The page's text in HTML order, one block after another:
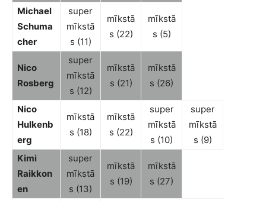
Michael
Schuma
cher
super
mīkstā
s (11)
mīkstā
s (22)
mīkstā
s (5)
Nico
Rosberg
super
mīkstā
s (12)
mīkstā
s (21)
mīkstā
s (26)
Nico
Hulkenb
erg
mīkstā
s (18)
mīkstā
s (22)
super
mīkstā
s (10)
super
mīkstā
s (9)
Kimi
Raikkon
en
super
mīkstā
s (13)
mīkstā
s (19)
mīkstā
s (27)